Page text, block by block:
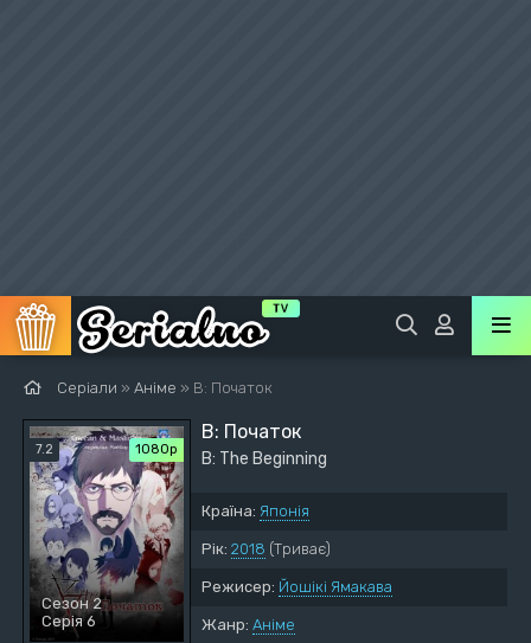
Серіали » Аніме » B: Початок
7.2 1080p
Сезон 2
Серія 6
B: Початок
B: The Beginning
Країна: Японія
Рік: 2018 (Триває)
Режисер: Йошікі Ямакава
Жанр: Аніме